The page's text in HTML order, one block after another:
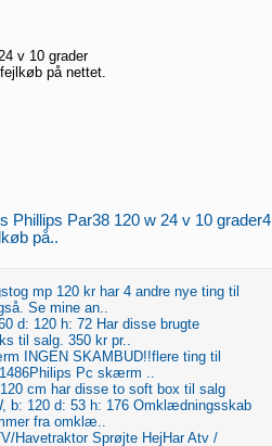
v 10 grader
på nettet.
Phillips Par38 120 w 24 v 10 grader4
på..
mp 120 kr har 4 andre nye ting til
Se mine an..
d: 120 h: 72 Har disse brugte
til salg. 350 kr pr..
INGEN SKAMBUD!!flere ting til
Pc skærm ..
cm har disse to soft box til salg
b: 120 d: 53 h: 176 Omklædningsskab
fra omklæ..
Havetraktor Sprøjte HejHar Atv /